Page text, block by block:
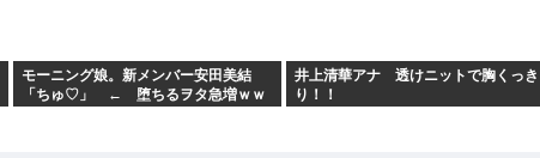
モーニング娘。新メンバー安田美結
「ちゅ♡」 ← 堕ちるヲタ急増ｗｗ
井上清華アナ 透けニットで胸くっき
り！！